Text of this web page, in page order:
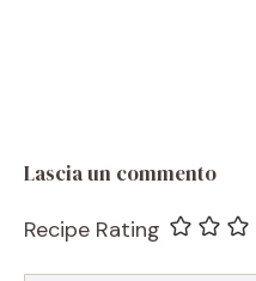
Lascia un commento
Recipe Rating